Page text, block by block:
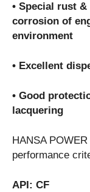
• Special rust
corrosion of
environment
• Excellent
• Good
lacquering
HANSA
performance
API: CF